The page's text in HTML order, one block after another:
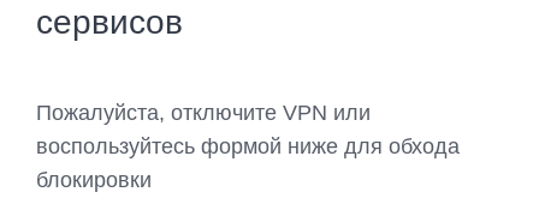
сервисов
Пожалуйста, отключите VPN или
воспользуйтесь формой ниже для обхода
блокировки